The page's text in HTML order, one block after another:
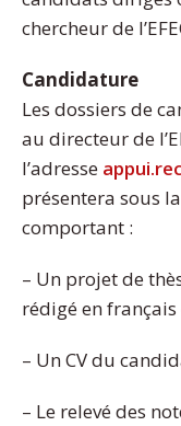
chercheur de
Candidature
Les dossiers de
au directeur de
l’adresse
présentera sous
comportant :
– Un projet de
rédigé en
– Un CV du
– Le relevé des